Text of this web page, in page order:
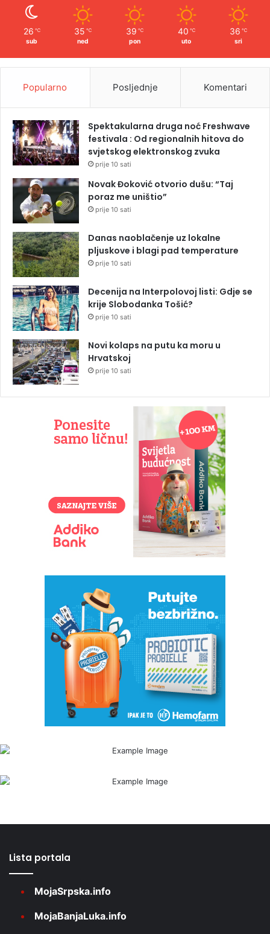
26 ℃
sub
35 ℃
ned
39 ℃
pon
40 ℃
uto
36 ℃
sri
Popularno Posljednje Komentari
Spektakularna druga noć Freshwave
festivala : Od regionalnih hitova do
svjetskog elektronskog zvuka
prije 10 sati
Novak Đoković otvorio dušu: “Taj
poraz me uništio”
prije 10 sati
Danas naoblačenje uz lokalne
pljuskove i blagi pad temperature
prije 10 sati
Decenija na Interpolovoj listi: Gdje se
krije Slobodanka Tošić?
prije 10 sati
Novi kolaps na putu ka moru u
Hrvatskoj
prije 10 sati
Lista portala
MojaSrpska.info
MojaBanjaLuka.info